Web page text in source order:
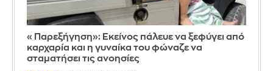
«Παρεξήγηση»: Εκείνος πάλευε να ξεφύγει από
καρχαρία και η γυναίκα του φώναζε να
σταματήσει τις ανοησίες